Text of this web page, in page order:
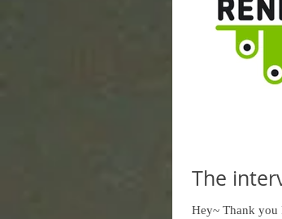
The
Hey~ Thank you